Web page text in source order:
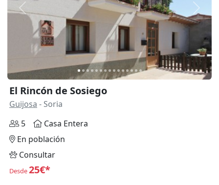
Anterior
El Rincón de Sosiego
Guijosa - Soria
5
Casa Entera
En población
Consultar
Desde25€*